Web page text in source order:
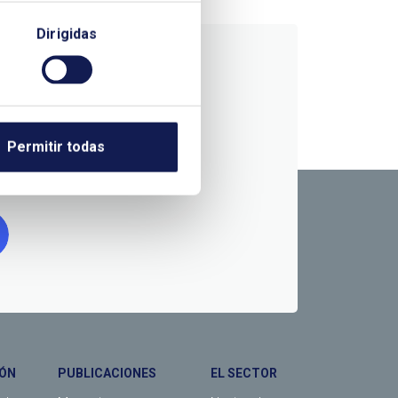
Dirigidas
Permitir todas
PUBLICACIONES EL SECTOR